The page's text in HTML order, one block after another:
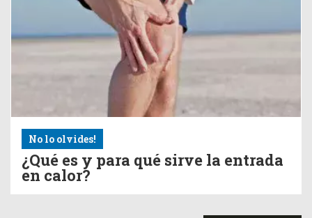
No lo olvides!
¿Qué es y para qué sirve la entrada
en calor?